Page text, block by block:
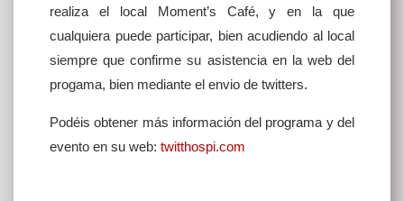
realiza el local Moment’s Café, y en la que
cualquiera puede participar, bien acudiendo al local
siempre que confirme su asistencia en la web del
progama, bien mediante el envio de twitters.
Podéis obtener más información del programa y del
evento en su web: twitthospi.com